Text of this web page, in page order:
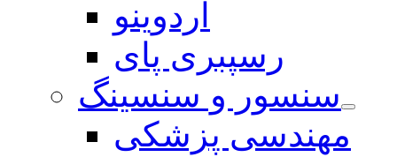
آردوینو
رسپبری پای
سنسور و سنسینگ
مهندسی پزشکی